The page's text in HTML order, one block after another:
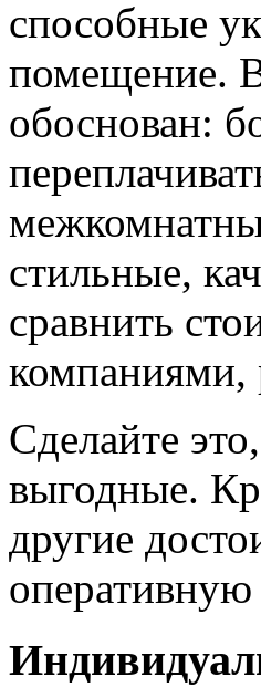
способные
помещение.
обоснован:
стильные,
сравнить
Сделайте
выгодные.
другие
оперативную